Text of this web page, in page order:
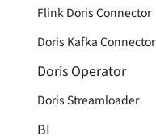
Flink Doris Connector
Doris Kafka Connector
Doris Operator
Doris Streamloader
BI